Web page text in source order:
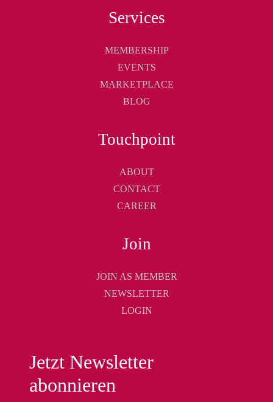
Services
MEMBERSHIP
EVENTS
MARKETPLACE
BLOG
Touchpoint
ABOUT
CONTACT
CAREER
Join
JOIN AS MEMBER
NEWSLETTER
LOGIN
Jetzt Newsletter
abonnieren